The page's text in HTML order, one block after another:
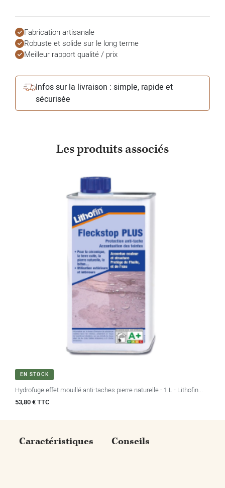
Fabrication artisanale
Robuste et solide sur le long terme
Meilleur rapport qualité / prix
Infos sur la livraison : simple, rapide et
sécurisée
Les produits associés
EN STOCK
Hydrofuge effet mouillé anti-taches pierre naturelle - 1 L - Lithofin...
Prix
53,80 € TTC
Caractéristiques Conseils